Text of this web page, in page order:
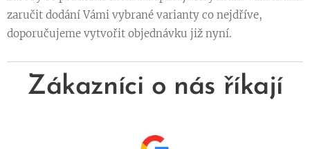
zaručit dodání Vámi vybrané varianty co nejdříve,
doporučujeme vytvořit objednávku již nyní.
Zákazníci o nás říkají